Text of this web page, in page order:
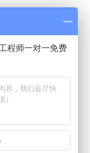
程师一对一免费